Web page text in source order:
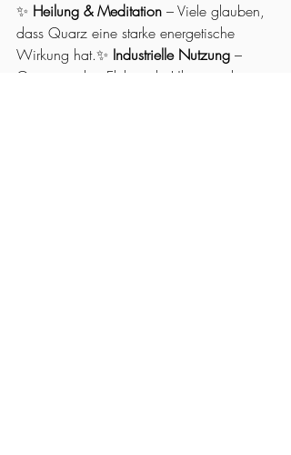
✨ Heilung & Meditation – Viele glauben,
dass Quarz eine starke energetische
Wirkung hat.✨ Industrielle Nutzung –
Quarz wird in Elektronik, Uhren und